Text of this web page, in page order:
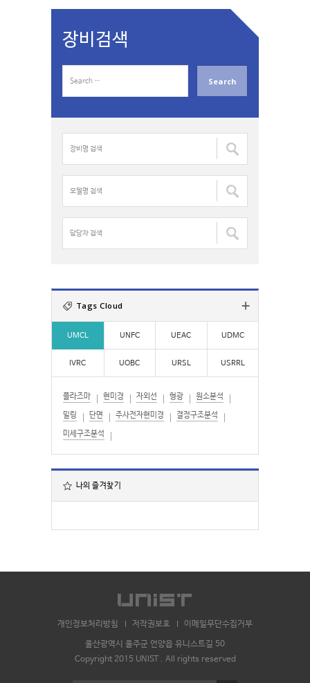
장비검색
a
명
색
:
델
명
:자
:
Tags Cloud
UMCL UNFC UEAC UDMC
IVRC UOBC URSL USRRL
플라즈마 현미경 자외선 형광 원소분석
밀링 단면 주사전자현미경 결정구조분석
미세구조분석
나의 즐겨찾기
개인정보처리방침 저작권보호 이메일무단수집거부
울산광역시 울주군 언양읍 유니스트길 50
Copyright 2015 UNIST . All rights reserved